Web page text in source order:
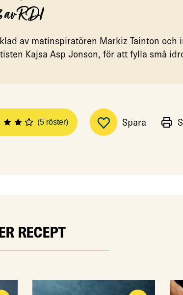
av RDI
av matinspiratören Markiz Tainton och
Kajsa Asp Jonson, för att fylla små
(5 röster) Spara
RECEPT